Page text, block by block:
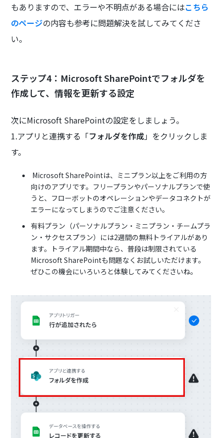
もありますので、エラーや不明点がある場合にはこちら
のページの内容も参考に問題解決を試してみてくださ
い。
ステップ4：Microsoft SharePointでフォルダを
作成して、情報を更新する設定
次にMicrosoft SharePointの設定をしましょう。
1.アプリと連携する「フォルダを作成」をクリックしま
す。
Microsoft SharePointは、ミニプラン以上をご利用の方
向けのアプリです。フリープランやパーソナルプランで使
うと、フローボットのオペレーションやデータコネクトが
エラーになってしまうのでご注意ください。
有料プラン（パーソナルプラン・ミニプラン・チームプラ
ン・サクセスプラン）には2週間の無料トライアルがあり
ます。トライアル期間中なら、普段は制限されている
Microsoft SharePointも問題なくお試しいただけます。
ぜひこの機会にいろいろと体験してみてくださいね。